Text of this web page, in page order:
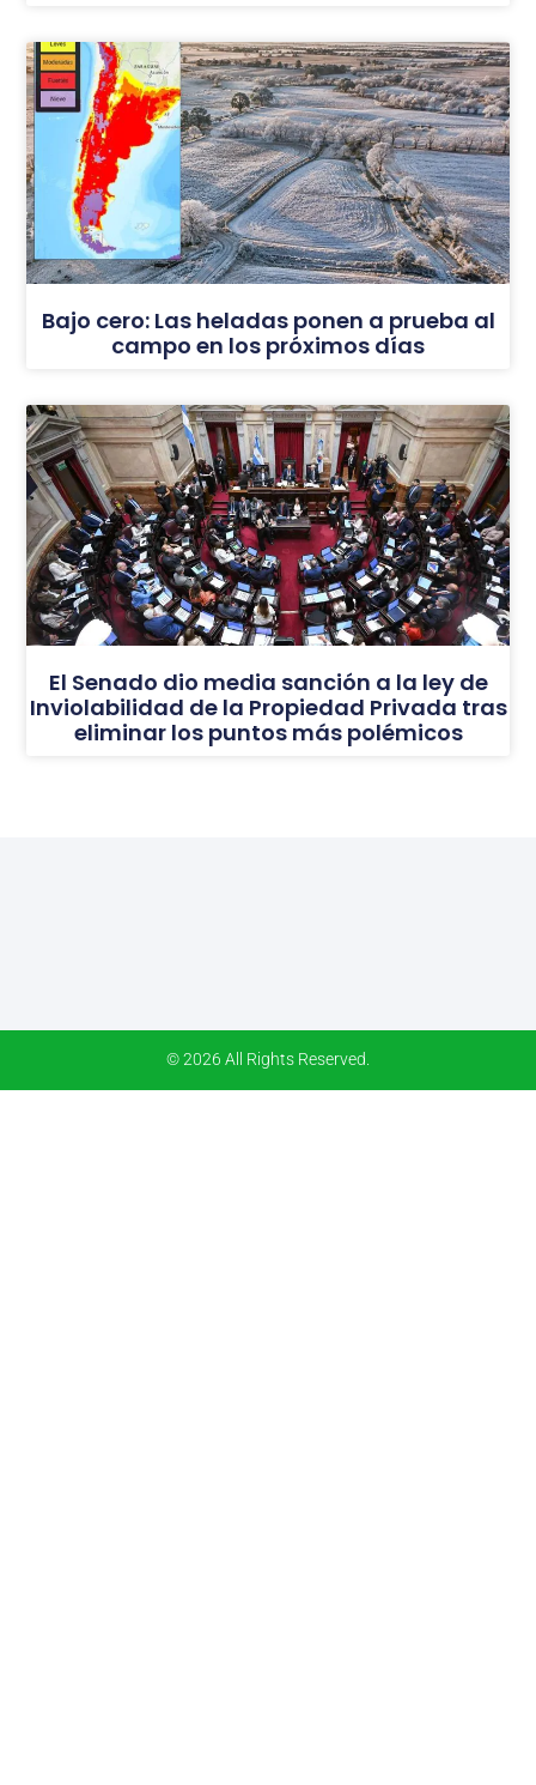
Bajo cero: Las heladas ponen a prueba al
campo en los próximos días
El Senado dio media sanción a la ley de
Inviolabilidad de la Propiedad Privada tras
eliminar los puntos más polémicos
© 2026 All Rights Reserved.